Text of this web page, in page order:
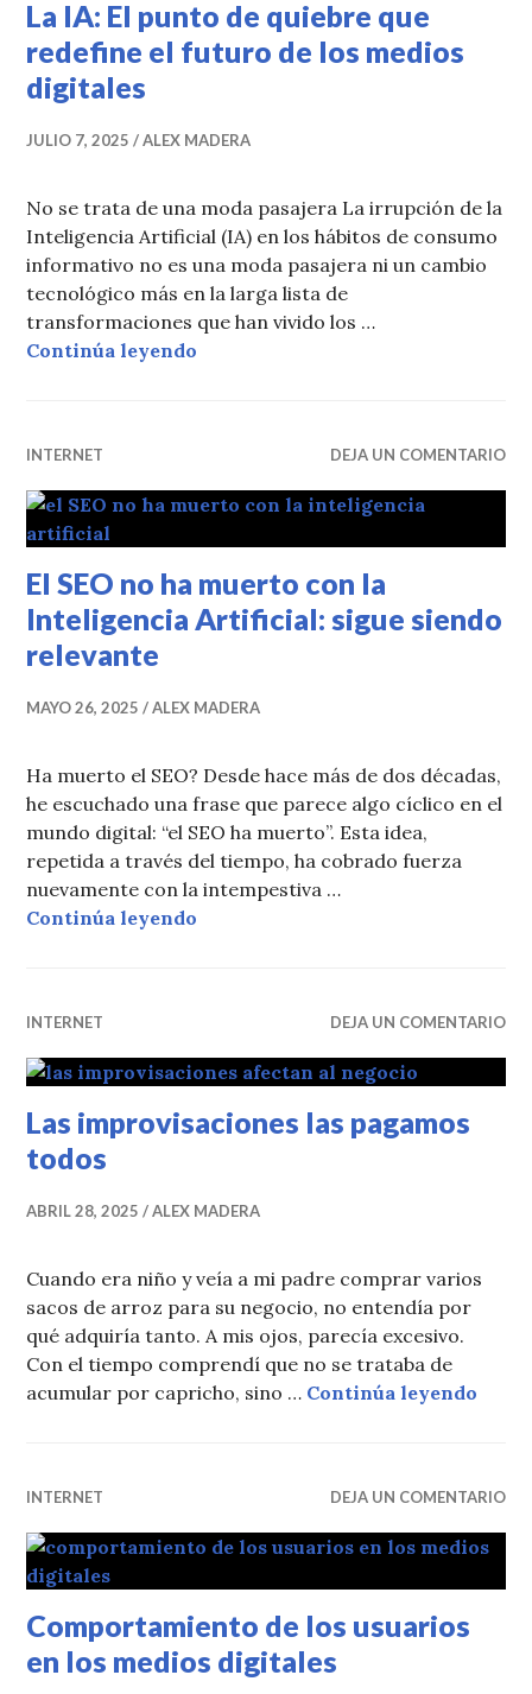
La IA: El punto de quiebre que
redefine el futuro de los medios
digitales
JULIO 7, 2025 ALEX MADERA
No se trata de una moda pasajera La irrupción de la
Inteligencia Artificial (IA) en los hábitos de consumo
informativo no es una moda pasajera ni un cambio
tecnológico más en la larga lista de
transformaciones que han vivido los …
Continúa leyendo
INTERNET DEJA UN COMENTARIO
El SEO no ha muerto con la
Inteligencia Artificial: sigue siendo
relevante
MAYO 26, 2025 ALEX MADERA
Ha muerto el SEO? Desde hace más de dos décadas,
he escuchado una frase que parece algo cíclico en el
mundo digital: “el SEO ha muerto”. Esta idea,
repetida a través del tiempo, ha cobrado fuerza
nuevamente con la intempestiva …
Continúa leyendo
INTERNET DEJA UN COMENTARIO
Las improvisaciones las pagamos
todos
ABRIL 28, 2025 ALEX MADERA
Cuando era niño y veía a mi padre comprar varios
sacos de arroz para su negocio, no entendía por
qué adquiría tanto. A mis ojos, parecía excesivo.
Con el tiempo comprendí que no se trataba de
acumular por capricho, sino … Continúa leyendo
INTERNET DEJA UN COMENTARIO
Comportamiento de los usuarios
en los medios digitales